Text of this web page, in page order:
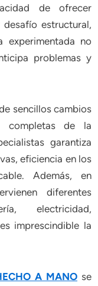
de ofrecer
estructural,
experimentada no
problemas y
sencillos cambios
completas de la
garantiza
eficiencia en los
Además, en
diferentes
electricidad,
imprescindible la
A MANO se